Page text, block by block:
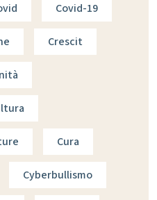
Covid-19
Crescit
Cura
Cyberbullismo